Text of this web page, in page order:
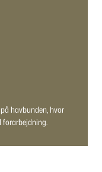
havbunden, hvor
forarbejdning.